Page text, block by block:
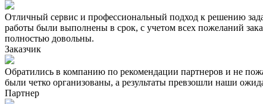
Отличный сервис и профессиональный подход к решению
работы были выполнены в срок, с учетом всех пожеланий
полностью довольны.
Заказчик
Обратились в компанию по рекомендации партнеров и не
были четко организованы, а результаты превзошли наши
Партнер